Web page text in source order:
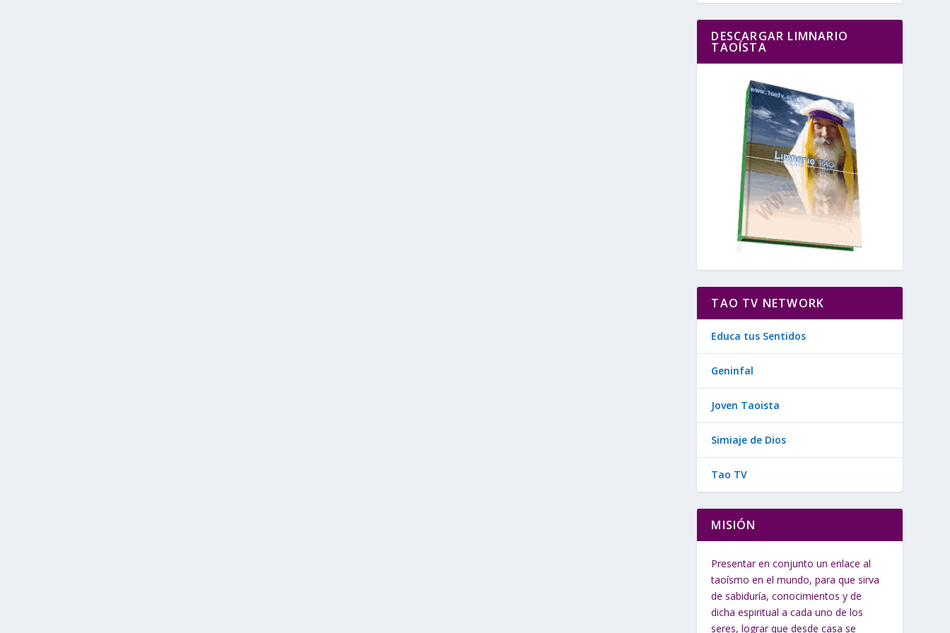
DESCARGAR LIMNARIO
TAOÍSTA
TAO TV NETWORK
Educa tus Sentidos
Geninfal
Joven Taoista
Simiaje de Dios
Tao TV
MISIÓN
Presentar en conjunto un enlace al
taoísmo en el mundo, para que sirva
de sabiduría, conocimientos y de
dicha espiritual a cada uno de los
seres, lograr que desde casa se